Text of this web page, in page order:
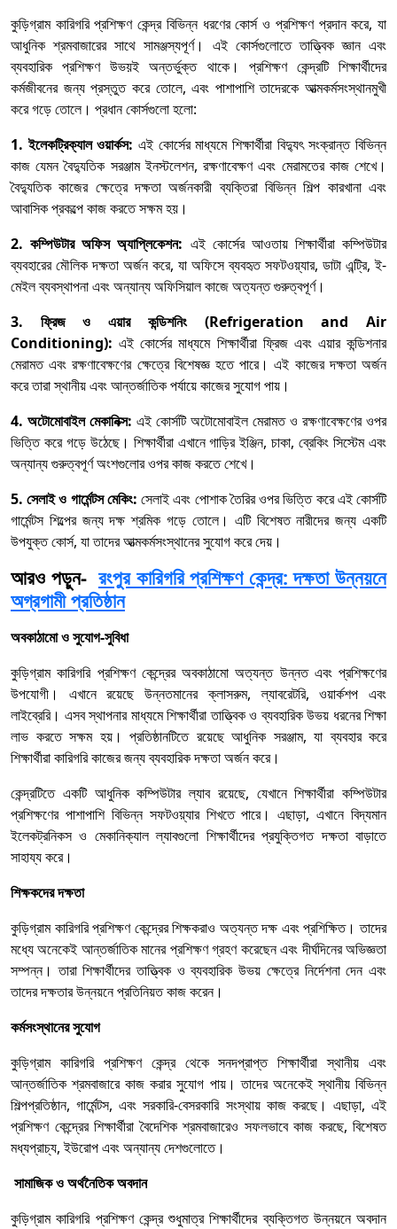
কুড়িগ্রাম কারিগরি প্রশিক্ষণ কেন্দ্র বিভিন্ন ধরণের কোর্স ও প্রশিক্ষণ প্রদান করে, যা
আধুনিক শ্রমবাজারের সাথে সামঞ্জস্যপূর্ণ। এই কোর্সগুলোতে তাত্ত্বিক জ্ঞান এবং
ব্যবহারিক প্রশিক্ষণ উভয়ই অন্তর্ভুক্ত থাকে। প্রশিক্ষণ কেন্দ্রটি শিক্ষার্থীদের
কর্মজীবনের জন্য প্রস্তুত করে তোলে, এবং পাশাপাশি তাদেরকে আত্মকর্মসংস্থানমুখী
করে গড়ে তোলে। প্রধান কোর্সগুলো হলো:
1. ইলেকট্রিক্যাল ওয়ার্কস: এই কোর্সের মাধ্যমে শিক্ষার্থীরা বিদ্যুৎ সংক্রান্ত বিভিন্ন
কাজ যেমন বৈদ্যুতিক সরঞ্জাম ইনস্টলেশন, রক্ষণাবেক্ষণ এবং মেরামতের কাজ শেখে।
বৈদ্যুতিক কাজের ক্ষেত্রে দক্ষতা অর্জনকারী ব্যক্তিরা বিভিন্ন শিল্প কারখানা এবং
আবাসিক প্রকল্পে কাজ করতে সক্ষম হয়।
2. কম্পিউটার অফিস অ্যাপ্লিকেশন: এই কোর্সের আওতায় শিক্ষার্থীরা কম্পিউটার
ব্যবহারের মৌলিক দক্ষতা অর্জন করে, যা অফিসে ব্যবহৃত সফটওয়্যার, ডাটা এন্ট্রি, ই-
মেইল ব্যবস্থাপনা এবং অন্যান্য অফিসিয়াল কাজে অত্যন্ত গুরুত্বপূর্ণ।
3. ফ্রিজ ও এয়ার কন্ডিশনিং (Refrigeration and Air
Conditioning): এই কোর্সের মাধ্যমে শিক্ষার্থীরা ফ্রিজ এবং এয়ার কন্ডিশনার
মেরামত এবং রক্ষণাবেক্ষণের ক্ষেত্রে বিশেষজ্ঞ হতে পারে। এই কাজের দক্ষতা অর্জন
করে তারা স্থানীয় এবং আন্তর্জাতিক পর্যায়ে কাজের সুযোগ পায়।
4. অটোমোবাইল মেকানিক্স: এই কোর্সটি অটোমোবাইল মেরামত ও রক্ষণাবেক্ষণের ওপর
ভিত্তি করে গড়ে উঠেছে। শিক্ষার্থীরা এখানে গাড়ির ইঞ্জিন, চাকা, ব্রেকিং সিস্টেম এবং
অন্যান্য গুরুত্বপূর্ণ অংশগুলোর ওপর কাজ করতে শেখে।
5. সেলাই ও গার্মেন্টস মেকিং: সেলাই এবং পোশাক তৈরির ওপর ভিত্তি করে এই কোর্সটি
গার্মেন্টস শিল্পের জন্য দক্ষ শ্রমিক গড়ে তোলে। এটি বিশেষত নারীদের জন্য একটি
উপযুক্ত কোর্স, যা তাদের আত্মকর্মসংস্থানের সুযোগ করে দেয়।
আরও পড়ুন- রংপুর কারিগরি প্রশিক্ষণ কেন্দ্র: দক্ষতা উন্নয়নে
অগ্রগামী প্রতিষ্ঠান
অবকাঠামো ও সুযোগ-সুবিধা
কুড়িগ্রাম কারিগরি প্রশিক্ষণ কেন্দ্রের অবকাঠামো অত্যন্ত উন্নত এবং প্রশিক্ষণের
উপযোগী। এখানে রয়েছে উন্নতমানের ক্লাসরুম, ল্যাবরেটরি, ওয়ার্কশপ এবং
লাইব্রেরি। এসব স্থাপনার মাধ্যমে শিক্ষার্থীরা তাত্ত্বিক ও ব্যবহারিক উভয় ধরনের শিক্ষা
লাভ করতে সক্ষম হয়। প্রতিষ্ঠানটিতে রয়েছে আধুনিক সরঞ্জাম, যা ব্যবহার করে
শিক্ষার্থীরা কারিগরি কাজের জন্য ব্যবহারিক দক্ষতা অর্জন করে।
কেন্দ্রটিতে একটি আধুনিক কম্পিউটার ল্যাব রয়েছে, যেখানে শিক্ষার্থীরা কম্পিউটার
প্রশিক্ষণের পাশাপাশি বিভিন্ন সফটওয়্যার শিখতে পারে। এছাড়া, এখানে বিদ্যমান
ইলেকট্রনিকস ও মেকানিক্যাল ল্যাবগুলো শিক্ষার্থীদের প্রযুক্তিগত দক্ষতা বাড়াতে
সাহায্য করে।
শিক্ষকদের দক্ষতা
কুড়িগ্রাম কারিগরি প্রশিক্ষণ কেন্দ্রের শিক্ষকরাও অত্যন্ত দক্ষ এবং প্রশিক্ষিত। তাদের
মধ্যে অনেকেই আন্তর্জাতিক মানের প্রশিক্ষণ গ্রহণ করেছেন এবং দীর্ঘদিনের অভিজ্ঞতা
সম্পন্ন। তারা শিক্ষার্থীদের তাত্ত্বিক ও ব্যবহারিক উভয় ক্ষেত্রে নির্দেশনা দেন এবং
তাদের দক্ষতার উন্নয়নে প্রতিনিয়ত কাজ করেন।
কর্মসংস্থানের সুযোগ
কুড়িগ্রাম কারিগরি প্রশিক্ষণ কেন্দ্র থেকে সনদপ্রাপ্ত শিক্ষার্থীরা স্থানীয় এবং
আন্তর্জাতিক শ্রমবাজারে কাজ করার সুযোগ পায়। তাদের অনেকেই স্থানীয় বিভিন্ন
শিল্পপ্রতিষ্ঠান, গার্মেন্টস, এবং সরকারি-বেসরকারি সংস্থায় কাজ করছে। এছাড়া, এই
প্রশিক্ষণ কেন্দ্রের শিক্ষার্থীরা বৈদেশিক শ্রমবাজারেও সফলভাবে কাজ করছে, বিশেষত
মধ্যপ্রাচ্য, ইউরোপ এবং অন্যান্য দেশগুলোতে।
সামাজিক ও অর্থনৈতিক অবদান
কুড়িগ্রাম কারিগরি প্রশিক্ষণ কেন্দ্র শুধুমাত্র শিক্ষার্থীদের ব্যক্তিগত উন্নয়নে অবদান